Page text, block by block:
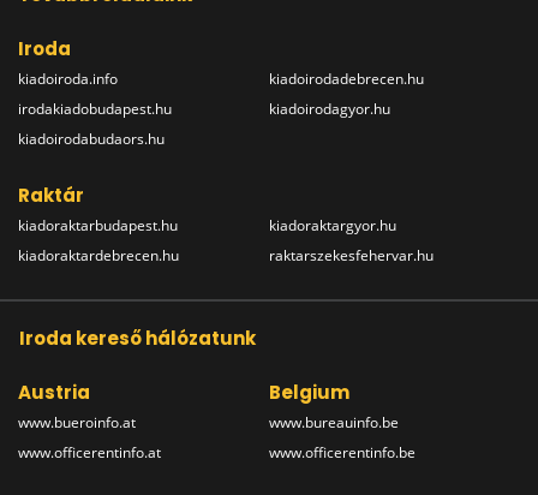
Iroda
kiadoiroda.info
irodakiadobudapest.hu
kiadoirodabudaors.hu
kiadoirodadebrecen.hu
kiadoirodagyor.hu
Raktár
kiadoraktarbudapest.hu
kiadoraktardebrecen.hu
kiadoraktargyor.hu
raktarszekesfehervar.hu
Iroda kereső hálózatunk
Austria
www.bueroinfo.at
www.officerentinfo.at
Belgium
www.bureauinfo.be
www.officerentinfo.be